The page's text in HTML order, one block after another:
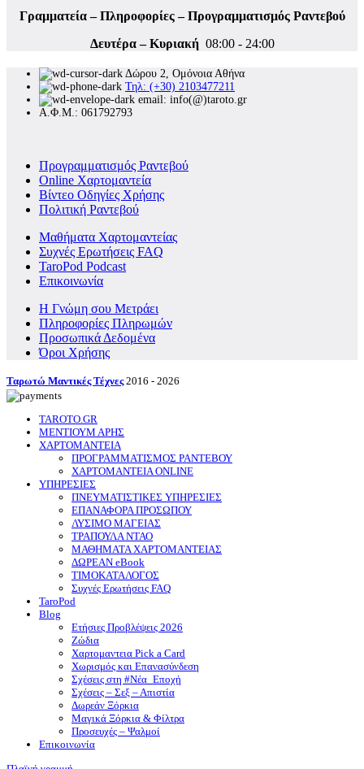
Γραμματεία – Πληροφορίες – Προγραμματισμός Ραντεβού
Δευτέρα – Κυριακή 08:00 - 24:00
Δώρου 2, Ομόνοια Αθήνα
Τηλ: (+30) 2103477211
email: info(@)taroto.gr
Α.Φ.Μ.: 061792793
Προγραμματισμός Ραντεβού
Online Χαρτομαντεία
Βίντεο Οδηγίες Χρήσης
Πολιτική Ραντεβού
Μαθήματα Χαρτομαντείας
Συχνές Ερωτήσεις FAQ
TaroPod Podcast
Επικοινωνία
Η Γνώμη σου Μετράει
Πληροφορίες Πληρωμών
Προσωπικά Δεδομένα
Όροι Χρήσης
Ταρωτώ Μαντικές Τέχνες 2016 - 2026
TAROTO.GR
ΜΕΝΤΙΟΥΜ ΑΡΗΣ
ΧΑΡΤΟΜΑΝΤΕΙΑ
ΠΡΟΓΡΑΜΜΑΤΙΣΜΟΣ ΡΑΝΤΕΒΟΥ
ΧΑΡΤΟΜΑΝΤΕΙΑ ONLINE
ΥΠΗΡΕΣΙΕΣ
ΠΝΕΥΜΑΤΙΣΤΙΚΕΣ ΥΠΗΡΕΣΙΕΣ
ΕΠΑΝΑΦΟΡΑ ΠΡΟΣΩΠΟΥ
ΛΥΣΙΜΟ ΜΑΓΕΙΑΣ
ΤΡΑΠΟΥΛΑ ΝΤΑΟ
ΜΑΘΗΜΑΤΑ ΧΑΡΤΟΜΑΝΤΕΙΑΣ
ΔΩΡΕΑΝ eBook
ΤΙΜΟΚΑΤΑΛΟΓΟΣ
Συχνές Ερωτήσεις FAQ
TaroPod
Blog
Ετήσιες Προβλέψεις 2026
Ζώδια
Χαρτομαντεια Pick a Card
Χωρισμός και Επανασύνδεση
Σχέσεις στη #Νέα_Εποχή
Σχέσεις – Σεξ – Απιστία
Δωρεάν Ξόρκια
Μαγικά Ξόρκια & Φίλτρα
Προσευχές – Ψαλμοί
Επικοινωνία